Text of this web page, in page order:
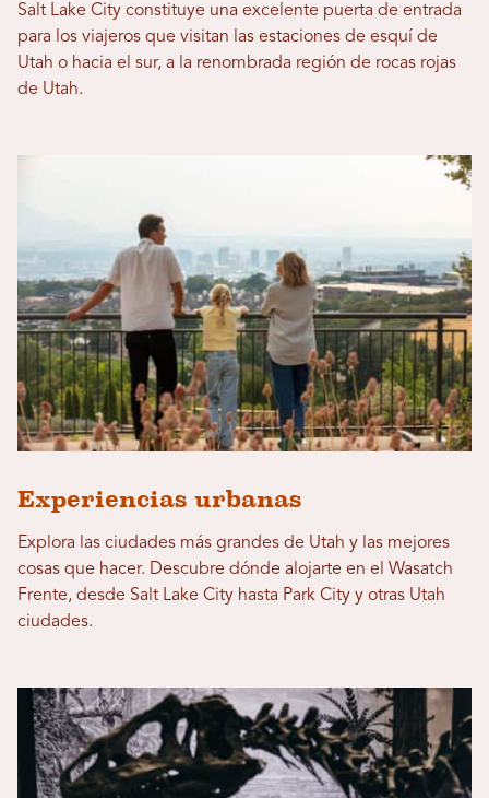
Salt Lake City constituye una excelente puerta de entrada
para los viajeros que visitan las estaciones de esquí de
Utah o hacia el sur, a la renombrada región de rocas rojas
de Utah.
Experiencias urbanas
Explora las ciudades más grandes de Utah y las mejores
cosas que hacer. Descubre dónde alojarte en el Wasatch
Frente, desde Salt Lake City hasta Park City y otras Utah
ciudades.